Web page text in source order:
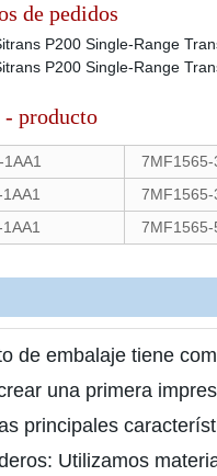
de pedidos
producto
7MF1565-
7MF1565-
7MF1565-
de embalaje tiene
una primera
principales
Utilizamos